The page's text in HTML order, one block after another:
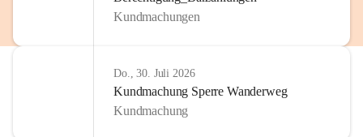
Kundmachungen
Do., 30. Juli 2026
Kundmachung Sperre Wanderweg
Kundmachung